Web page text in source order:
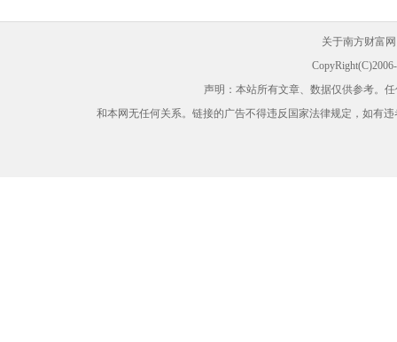
关于南方财富
声明：本站所有文章、数据仅供参考。
和本网无任何关系。链接的广告不得违反国家法律规定，如有